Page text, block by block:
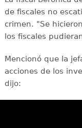
de fiscales no
crimen. "Se
los fiscales
Mencionó que la
acciones de los
dijo: